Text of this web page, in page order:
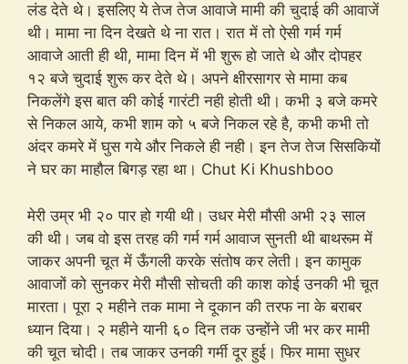
लंड देते थे। इसलिए ये तेज तेज आवाजे मामी की चुदाई की आवाजें
थी। मामा ना दिन देखते थे ना रात। रात में तो ऐसी गर्म गर्म
आवाजे आती ही थी, मामा दिन में भी शुरू हो जाते थे और दोपहर
१२ बजे चुदाई शुरू कर देते थे। अपने क्षीरसागर से मामा कब
निकलेंगे इस बात की कोई गारंटी नही होती थी। कभी ३ बजे कमरे
से निकल आये, कभी शाम को ५ बजे निकल रहे है, कभी कभी तो
अंदर कमरे में घुस गये और निकले ही नही। इन तेज तेज सिसकियों
ने घर का माहौल बिगड़ रहा था। Chut Ki Khushboo
मेरी उम्र भी २० पार हो गयी थी। उधर मेरी मौसी अभी २३ साल
की थी। जब वो इस तरह की गर्म गर्म आवाज सुनती थी बाथरूम में
जाकर अपनी चूत में ऊँगली करके संतोष कर लेती। इन कामुक
आवाजों को सुनकर मेरी मौसी सोचती की काश कोई उनकी भी चूत
मारता। पूरा २ महीने तक मामा ने दूकान की तरफ ना के बराबर
ध्यान दिया। २ महीने यानी ६० दिन तक उन्होंने जी भर कर मामी
की चूत चोदी। तब जाकर उनकी गर्मी दूर हुई। फिर मामा सुधर